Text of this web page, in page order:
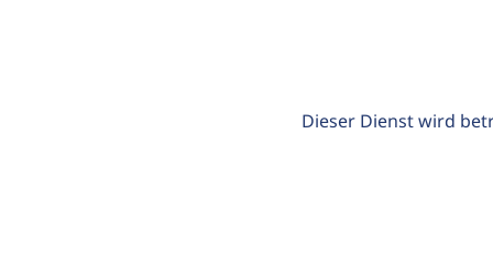
Dieser Dienst wird